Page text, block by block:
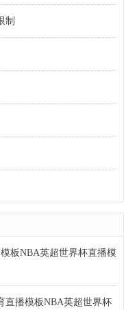
制
模板NBA英超世界杯直播模
直播模板NBA英超世界杯